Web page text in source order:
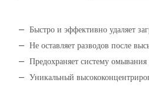
Быстро и эффективно удаляет
Не оставляет разводов после
Предохраняет систему омывания
Уникальный